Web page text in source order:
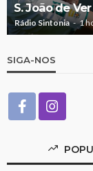
S. João de Ver
Rádio Sintonia 1
SIGA-NOS